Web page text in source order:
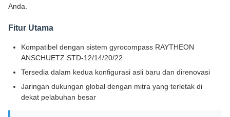
Anda.
Fitur Utama
Kompatibel dengan sistem gyrocompass RAYTHEON
ANSCHUETZ STD-12/14/20/22
Tersedia dalam kedua konfigurasi asli baru dan direnovasi
Jaringan dukungan global dengan mitra yang terletak di
dekat pelabuhan besar